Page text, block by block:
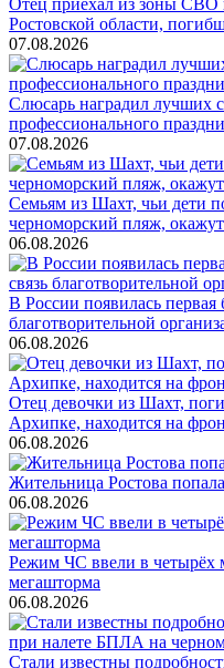
Ростовской области,
07.08.2026
Слюсарь наградил лучших
профессионального
07.08.2026
Семьям из Шахт, чьи дети
черноморский пляж,
06.08.2026
В России появилась первая
благотворительной
06.08.2026
Отец девочки из Шахт,
Архипке, находится на
06.08.2026
Жительница Ростова
06.08.2026
Режим ЧС ввели в четырёх
мегашторма
06.08.2026
Стали известны